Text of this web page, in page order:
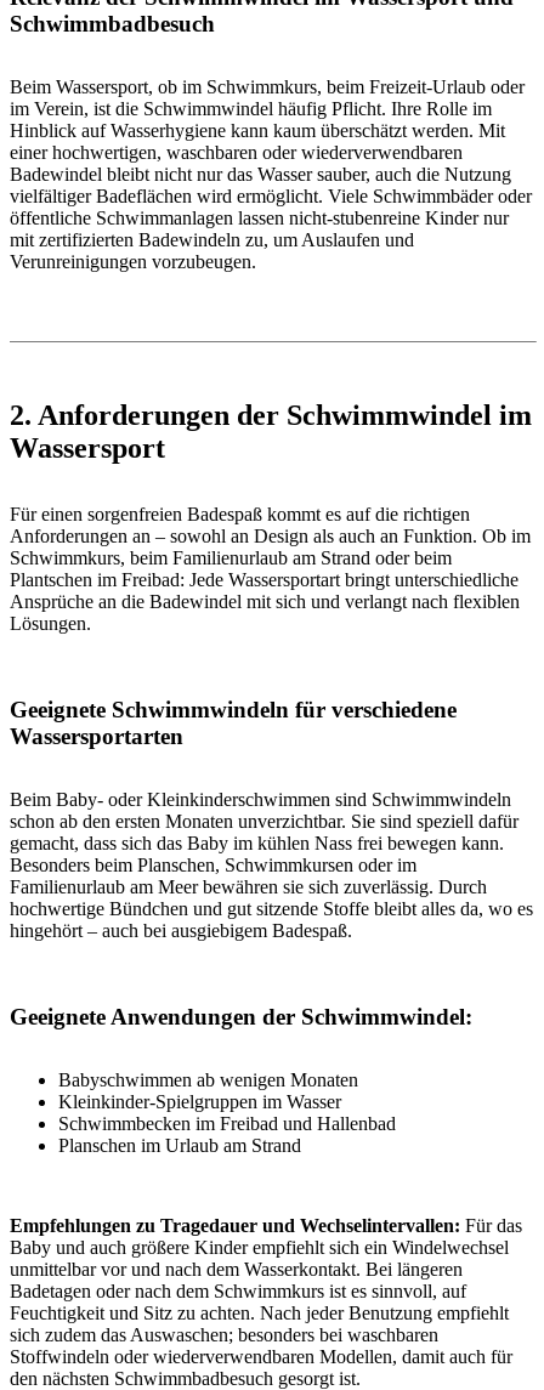
Schwimmbadbesuch
Beim Wassersport, ob im Schwimmkurs, beim Freizeit-Urlaub oder
im Verein, ist die Schwimmwindel häufig Pflicht. Ihre Rolle im
Hinblick auf Wasserhygiene kann kaum überschätzt werden. Mit
einer hochwertigen, waschbaren oder wiederverwendbaren
Badewindel bleibt nicht nur das Wasser sauber, auch die Nutzung
vielfältiger Badeflächen wird ermöglicht. Viele Schwimmbäder oder
öffentliche Schwimmanlagen lassen nicht-stubenreine Kinder nur
mit zertifizierten Badewindeln zu, um Auslaufen und
Verunreinigungen vorzubeugen.
2. Anforderungen der Schwimmwindel im
Wassersport
Für einen sorgenfreien Badespaß kommt es auf die richtigen
Anforderungen an – sowohl an Design als auch an Funktion. Ob im
Schwimmkurs, beim Familienurlaub am Strand oder beim
Plantschen im Freibad: Jede Wassersportart bringt unterschiedliche
Ansprüche an die Badewindel mit sich und verlangt nach flexiblen
Lösungen.
Geeignete Schwimmwindeln für verschiedene
Wassersportarten
Beim Baby- oder Kleinkinderschwimmen sind Schwimmwindeln
schon ab den ersten Monaten unverzichtbar. Sie sind speziell dafür
gemacht, dass sich das Baby im kühlen Nass frei bewegen kann.
Besonders beim Planschen, Schwimmkursen oder im
Familienurlaub am Meer bewähren sie sich zuverlässig. Durch
hochwertige Bündchen und gut sitzende Stoffe bleibt alles da, wo es
hingehört – auch bei ausgiebigem Badespaß.
Geeignete Anwendungen der Schwimmwindel:
Babyschwimmen ab wenigen Monaten
Kleinkinder-Spielgruppen im Wasser
Schwimmbecken im Freibad und Hallenbad
Planschen im Urlaub am Strand
Empfehlungen zu Tragedauer und Wechselintervallen: Für das
Baby und auch größere Kinder empfiehlt sich ein Windelwechsel
unmittelbar vor und nach dem Wasserkontakt. Bei längeren
Badetagen oder nach dem Schwimmkurs ist es sinnvoll, auf
Feuchtigkeit und Sitz zu achten. Nach jeder Benutzung empfiehlt
sich zudem das Auswaschen; besonders bei waschbaren
Stoffwindeln oder wiederverwendbaren Modellen, damit auch für
den nächsten Schwimmbadbesuch gesorgt ist.